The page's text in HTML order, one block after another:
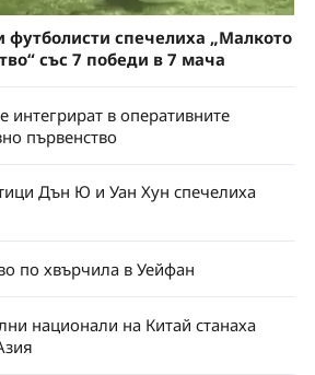
футболисти спечелиха „Малкото
със 7 победи в 7 мача
интегрират в оперативните
първенство
Дън Ю и Уан Хун спечелиха
по хвърчила в Уейфан
национали на Китай станаха